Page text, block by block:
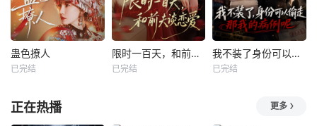
蛊色撩人
已完结
限时一百天，和前夫谈恋爱
已完结
我不装了身份可以偷走那我的病例呢
已完结
正在热播 更多